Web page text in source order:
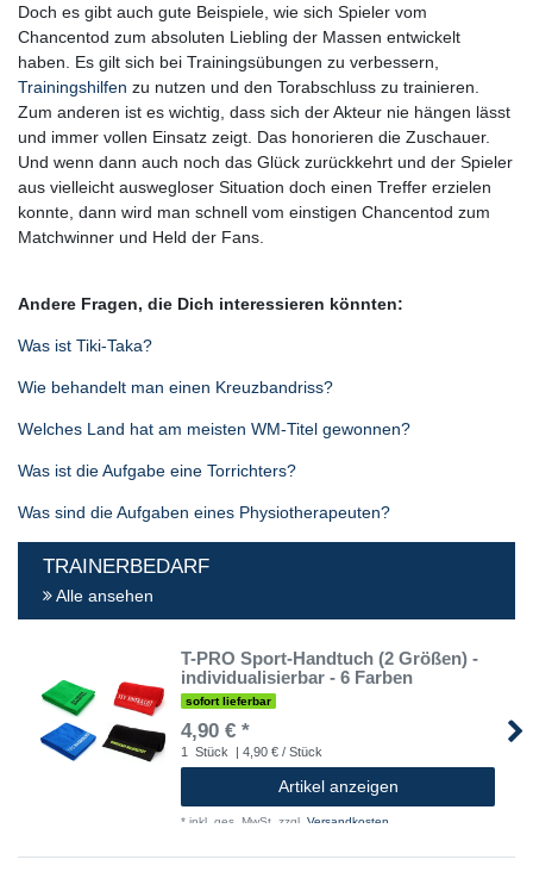
Doch es gibt auch gute Beispiele, wie sich Spieler vom
Chancentod zum absoluten Liebling der Massen entwickelt
haben. Es gilt sich bei Trainingsübungen zu verbessern,
Trainingshilfen zu nutzen und den Torabschluss zu trainieren.
Zum anderen ist es wichtig, dass sich der Akteur nie hängen lässt
und immer vollen Einsatz zeigt. Das honorieren die Zuschauer.
Und wenn dann auch noch das Glück zurückkehrt und der Spieler
aus vielleicht auswegloser Situation doch einen Treffer erzielen
konnte, dann wird man schnell vom einstigen Chancentod zum
Matchwinner und Held der Fans.
Andere Fragen, die Dich interessieren könnten:
Was ist Tiki-Taka?
Wie behandelt man einen Kreuzbandriss?
Welches Land hat am meisten WM-Titel gewonnen?
Was ist die Aufgabe eine Torrichters?
Was sind die Aufgaben eines Physiotherapeuten?
TRAINERBEDARF
Alle ansehen
T-PRO Sport-Handtuch (2 Größen) -
individualisierbar - 6 Farben
sofort lieferbar
4,90 € *
1 Stück | 4,90 € / Stück
Artikel anzeigen
* inkl. ges. MwSt. zzgl. Versandkosten